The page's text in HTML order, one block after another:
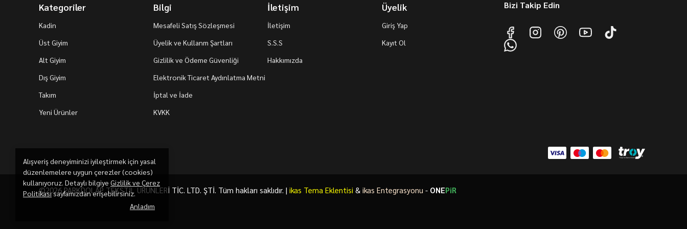
Alışveriş deneyiminizi iyileştirmek için yasal
düzenlemelere uygun çerezler (cookies)
kullanıyoruz. Detaylı bilgiye Gizlilik ve Çerez
Politikasısayfamızdan erişebilirsiniz.
Anladım
Kategoriler
Kadin
Üst Giyim
Alt Giyim
Dış Giyim
Takım
Yeni Ürünler
Bilgi
Mesafeli Satış Sözleşmesi
Üyelik ve Kullanm Şartları
Gizlilik ve Ödeme Güvenliği
Elektronik Ticaret Aydınlatma Metni
İptal ve İade
KVKK
İletişim
İletişim
S.S.S
Hakkımızda
Üyelik
Giriş Yap
Kayıt Ol
Bizi Takip Edin
©2026 PARKDOLAP TEKSTİL ÜRÜNLERİ TİC. LTD. ŞTİ. Tüm hakları saklıdır. | ikas Tema Eklentisi & ikas Entegrasyonu - ONEPiR